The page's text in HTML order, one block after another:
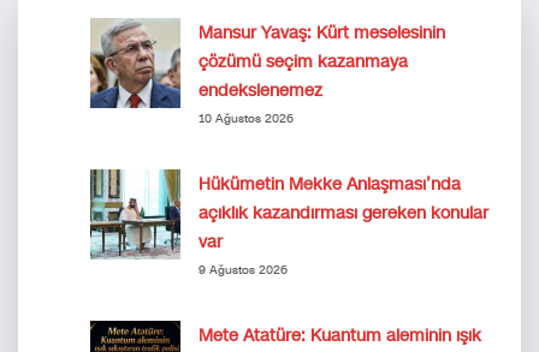
Mansur Yavaş: Kürt meselesinin
çözümü seçim kazanmaya
endekslenemez
10 Ağustos 2026
Hükümetin Mekke Anlaşması’nda
açıklık kazandırması gereken konular
var
9 Ağustos 2026
Mete Atatüre: Kuantum aleminin ışık